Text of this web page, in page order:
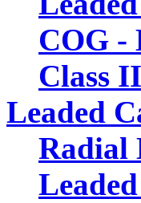
COG -
Class
Leaded
Radial